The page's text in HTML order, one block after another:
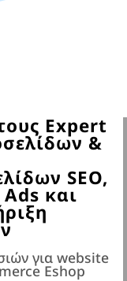
Expert
&
SEO,
και
για website
Eshop